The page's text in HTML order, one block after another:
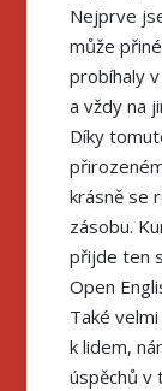
Nejprve
může
probíhaly
a vždy na
Díky
krásně se
zásobu.
přijde ten
Open
Také
k lidem,
úspěchů v